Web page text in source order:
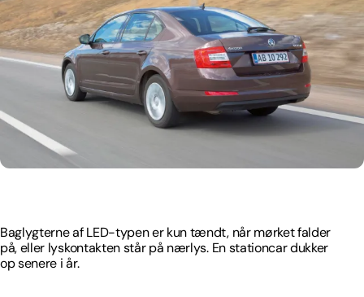
Baglygterne af LED-typen er kun tændt, når mørket falder
på, eller lyskontakten står på nærlys. En stationcar dukker
op senere i år.